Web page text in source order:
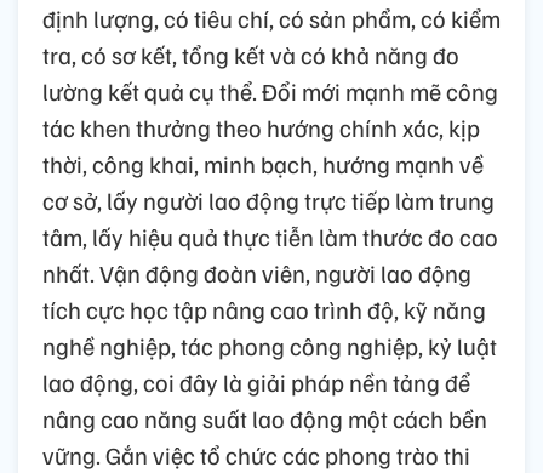
định lượng, có tiêu chí, có sản phẩm, có kiểm
tra, có sơ kết, tổng kết và có khả năng đo
lường kết quả cụ thể. Đổi mới mạnh mẽ công
tác khen thưởng theo hướng chính xác, kịp
thời, công khai, minh bạch, hướng mạnh về
cơ sở, lấy người lao động trực tiếp làm trung
tâm, lấy hiệu quả thực tiễn làm thước đo cao
nhất. Vận động đoàn viên, người lao động
tích cực học tập nâng cao trình độ, kỹ năng
nghề nghiệp, tác phong công nghiệp, kỷ luật
lao động, coi đây là giải pháp nền tảng để
nâng cao năng suất lao động một cách bền
vững. Gắn việc tổ chức các phong trào thi